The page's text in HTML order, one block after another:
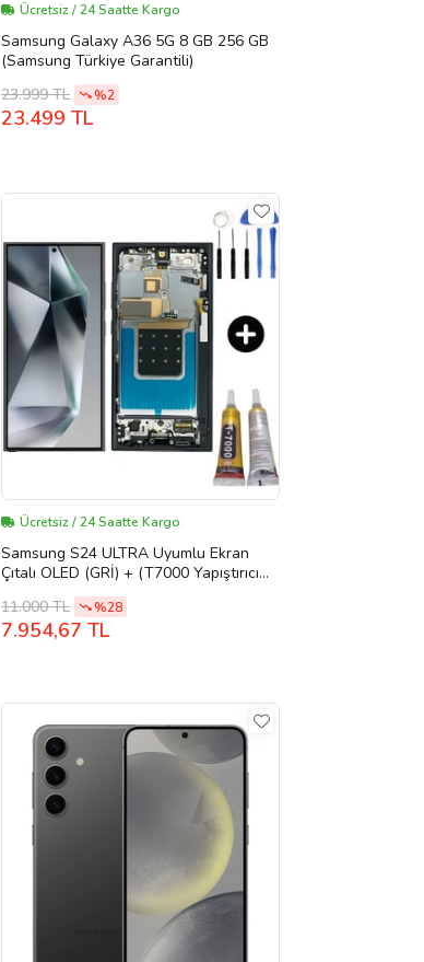
Ücretsiz / 24 Saatte Kargo
Samsung Galaxy A36 5G 8 GB 256 GB
(Samsung Türkiye Garantili)
23.999 TL
%2
23.499 TL
Ücretsiz / 24 Saatte Kargo
Samsung S24 ULTRA Uyumlu Ekran
Çıtalı OLED (GRİ) + (T7000 Yapıştırıcı
15 ML) + Tamir Seti
11.000 TL %28
7.954,67 TL